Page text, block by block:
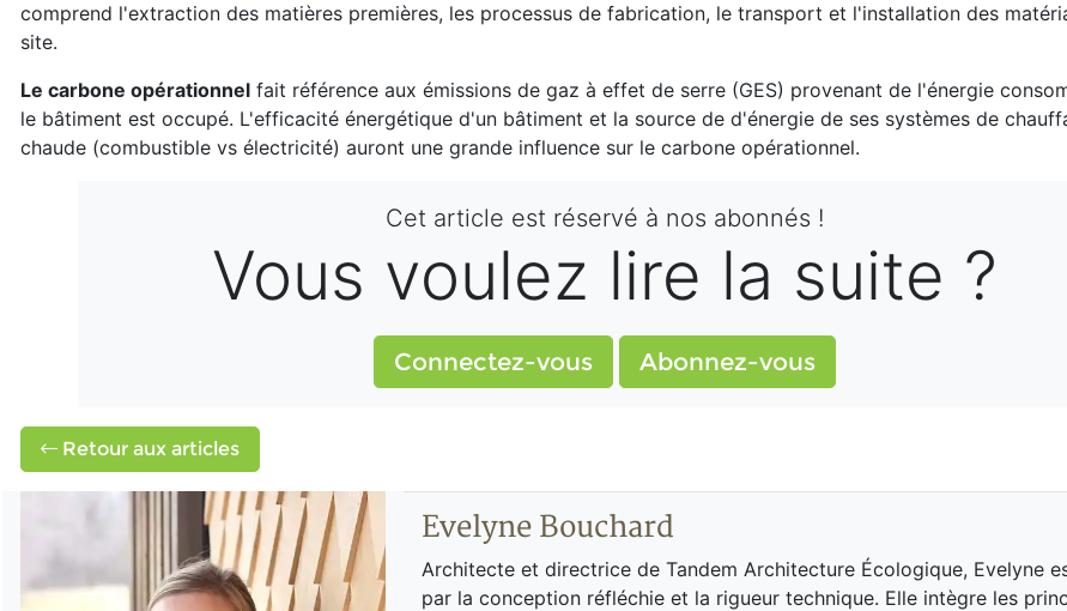
comprend l'extraction des matières premières, les processus de fabrication, le transport et l'installation des
site.
Le carbone opérationnel fait référence aux émissions de gaz à effet de serre (GES) provenant de l'énergie
le bâtiment est occupé. L'efficacité énergétique d'un bâtiment et la source de d'énergie de ses systèmes de
chaude (combustible vs électricité) auront une grande influence sur le carbone opérationnel.
Cet article est réservé à nos abonnés !
Vous voulez lire la suite ?
Connectez-vous Abonnez-vous
Retour aux articles
Evelyne Bouchard
Architecte et directrice de Tandem Architecture Écologique, Evelyne
par la conception réfléchie et la rigueur technique. Elle intègre les